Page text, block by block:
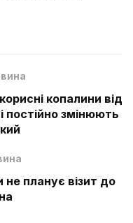
копалини від
змінюють
планує візит до